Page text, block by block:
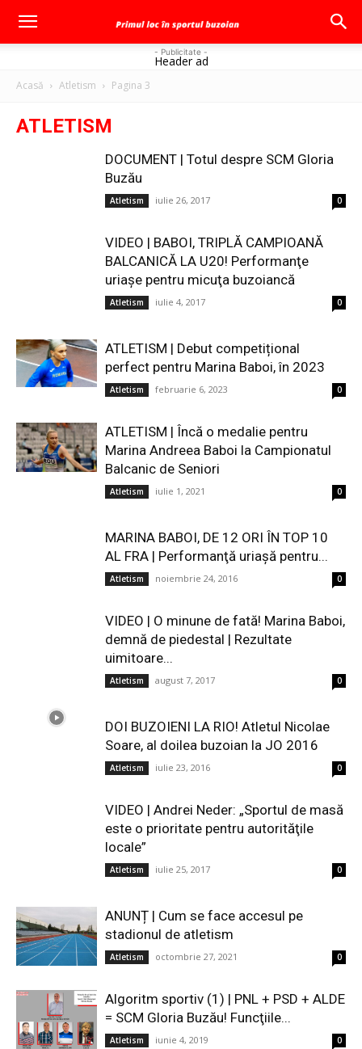
- Publicitate -
Header ad
Acasă Atletism Pagina 3
ATLETISM
DOCUMENT | Totul despre SCM Gloria
Buzău
Atletism iulie 26, 2017 0
VIDEO | BABOI, TRIPLĂ CAMPIOANĂ
BALCANICĂ LA U20! Performanţe
uriaşe pentru micuţa buzoiancă
Atletism iulie 4, 2017 0
ATLETISM | Debut competițional
perfect pentru Marina Baboi, în 2023
Atletism februarie 6, 2023 0
ATLETISM | Încă o medalie pentru
Marina Andreea Baboi la Campionatul
Balcanic de Seniori
Atletism iulie 1, 2021 0
MARINA BABOI, DE 12 ORI ÎN TOP 10
AL FRA | Performanţă uriaşă pentru...
Atletism noiembrie 24, 2016 0
VIDEO | O minune de fată! Marina Baboi,
demnă de piedestal | Rezultate
uimitoare...
Atletism august 7, 2017 0
DOI BUZOIENI LA RIO! Atletul Nicolae
Soare, al doilea buzoian la JO 2016
Atletism iulie 23, 2016 0
VIDEO | Andrei Neder: „Sportul de masă
este o prioritate pentru autorităţile
locale”
Atletism iulie 25, 2017 0
ANUNȚ | Cum se face accesul pe
stadionul de atletism
Atletism octombrie 27, 2021 0
Algoritm sportiv (1) | PNL + PSD + ALDE
= SCM Gloria Buzău! Funcţiile...
Atletism iunie 4, 2019 0